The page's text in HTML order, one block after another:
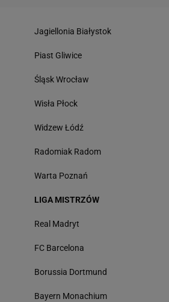
Jagiellonia Białystok
Piast Gliwice
Śląsk Wrocław
Wisła Płock
Widzew Łódź
Radomiak Radom
Warta Poznań
LIGA MISTRZÓW
Real Madryt
FC Barcelona
Borussia Dortmund
Bayern Monachium